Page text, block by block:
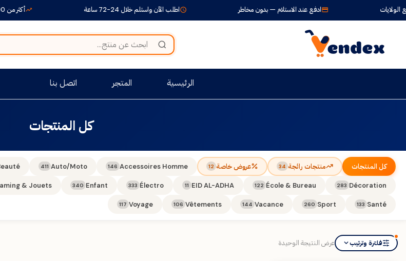
أكثر من 90,000 طلب اطلب الآن واستلم خلال 24-72 ساعة ادفع عند الاستلام — بدون مخاطر
الرئيسية المتجر اتصل بنا
كل المنتجات
كل المنتجات منتجات رائجة 34 عروض خاصة 12
Accessoires Homme
146
Auto/Moto
411
Décoration
283
École & Bureau
122
EID AL-ADHA
11
Électro
333
Enfant
340
& Jouets
Santé
133
Sport
260
Vacance
144
Vêtements
106
Voyage
117
فلترة وترتيب عرض النتيجة الوحيدة